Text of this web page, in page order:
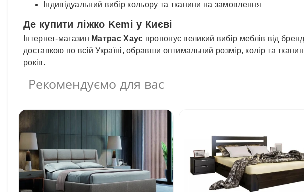
Індивідуальний вибір кольору та тканини на замовлення
Де купити ліжко Kemi у Києві
Інтернет-магазин Матрас Хаус пропонує великий вибір меблів від
доставкою по всій Україні, обравши оптимальний розмір, колір та
років.
Рекомендуємо для вас